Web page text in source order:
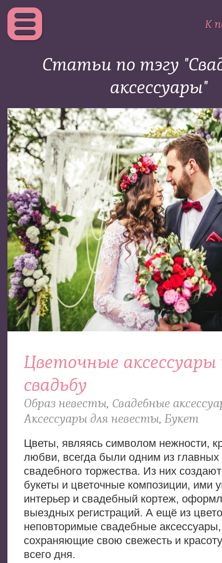
К
Статьи по тэгу
аксессуары"
Цветочные аксессуары
свадьбу
Образ невесты, Свадебные
Аксессуары для невесты, Букет
Цветы, являясь символом нежности,
любви, всегда были одним из главных
свадебного торжества. Из них
букеты и цветочные композиции, ими
интерьер и свадебный кортеж,
выездных регистраций. А ещё из
неповторимые свадебные аксессуары,
сохраняющие свою свежесть и
всего дня.